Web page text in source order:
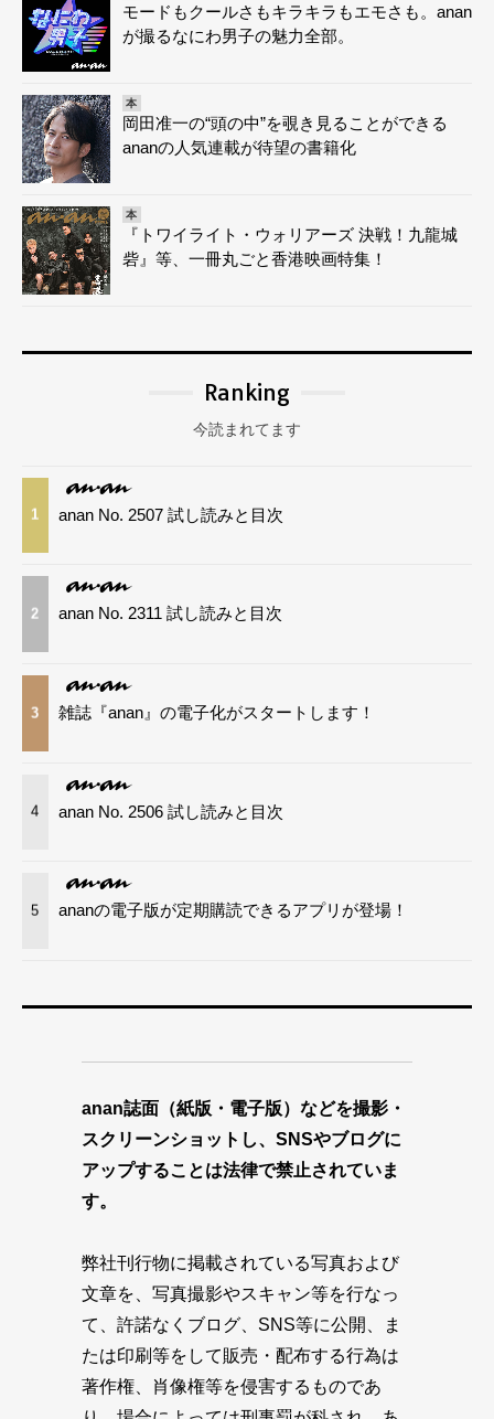
モードもクールさもキラキラもエモさも。anan
が撮るなにわ男子の魅力全部。
本
岡田准一の“頭の中”を覗き見ることができる
ananの人気連載が待望の書籍化
本
『トワイライト・ウォリアーズ 決戦！九龍城
砦』等、一冊丸ごと香港映画特集！
Ranking
今読まれてます
1 anan No. 2507 試し読みと目次
2 anan No. 2311 試し読みと目次
3 雑誌『anan』の電子化がスタートします！
4 anan No. 2506 試し読みと目次
5 ananの電子版が定期購読できるアプリが登場！
anan誌面（紙版・電子版）などを撮影・
スクリーンショットし、SNSやブログに
アップすることは法律で禁止されていま
す。
弊社刊行物に掲載されている写真および
文章を、写真撮影やスキャン等を行なっ
て、許諾なくブログ、SNS等に公開、ま
たは印刷等をして販売・配布する行為は
著作権、肖像権等を侵害するものであ